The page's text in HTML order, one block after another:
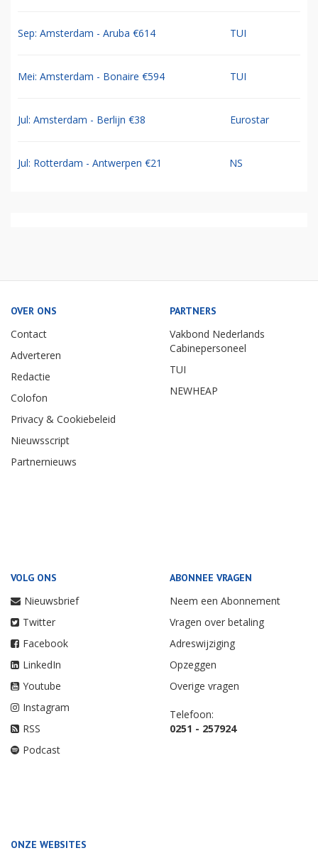
Sep: Amsterdam - Aruba €614 TUI
Mei: Amsterdam - Bonaire €594 TUI
Jul: Amsterdam - Berlijn €38 Eurostar
Jul: Rotterdam - Antwerpen €21 NS
OVER ONS
Contact
Adverteren
Redactie
Colofon
Privacy & Cookiebeleid
Nieuwsscript
Partnernieuws
PARTNERS
Vakbond Nederlands
Cabinepersoneel
TUI
NEWHEAP
VOLG ONS
Nieuwsbrief
Twitter
Facebook
LinkedIn
Youtube
Instagram
RSS
Podcast
ABONNEE VRAGEN
Neem een Abonnement
Vragen over betaling
Adreswijziging
Opzeggen
Overige vragen
Telefoon:
0251 - 257924
ONZE WEBSITES